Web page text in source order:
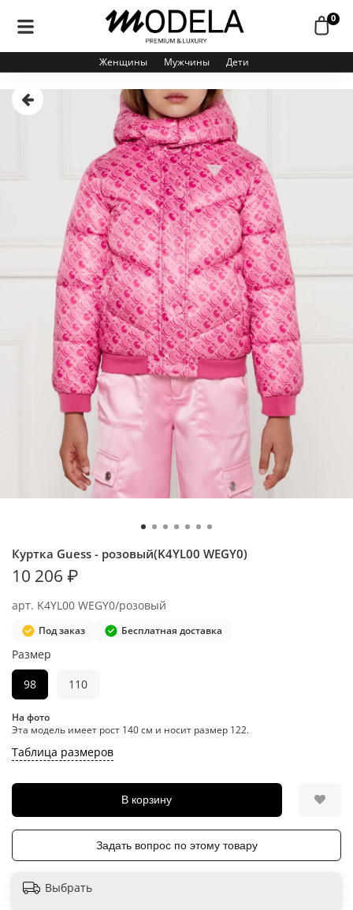
0
Женщины Мужчины Дети
арт. K4YL00 WEGY0/розовый
Куртка Guess - розовый(K4YL00 WEGY0)
Под заказ Бесплатная доставка
10 206 ₽
Таблица размеров
В корзину
Размер
98
110
На фото
Эта модель имеет рост 140 см и носит размер 122.
Задать вопрос по этому товару
Выбрать